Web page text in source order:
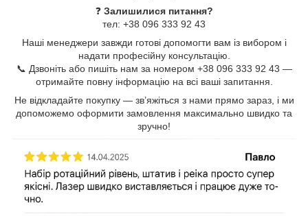
❓ Залишилися питання?
тел:​ +38 096 333 92 43
Наші менеджери завжди готові допомогти вам із вибором і
надати професійну консультацію.
📞 Дзвоніть або пишіть нам за номером +38 096 333 92 43 —​
отримайте повну інформацію на всі ваші запитання.
Не відкладайте покупку —​ зв’яжіться з нами прямо зараз,​ і ми
допоможемо оформити замовлення максимально швидко та
зручно!